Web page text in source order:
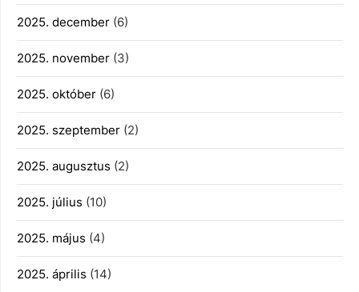
2025. december (6)
2025. november (3)
2025. október (6)
2025. szeptember (2)
2025. augusztus (2)
2025. július (10)
2025. május (4)
2025. április (14)